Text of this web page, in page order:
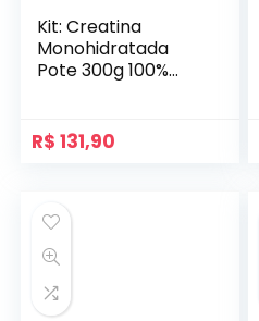
Kit: Creatina
Monohidratada
Pote 300g 100%
Soldiers Nutrition
R$ 131,90